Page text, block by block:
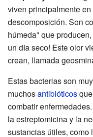
viven principalmente
descomposición. Son
húmeda" que
un día seco! Este olor
crean, llamada
Estas bacterias son
muchosantibióticos
combatir
la estreptomicina y la
sustancias útiles, como